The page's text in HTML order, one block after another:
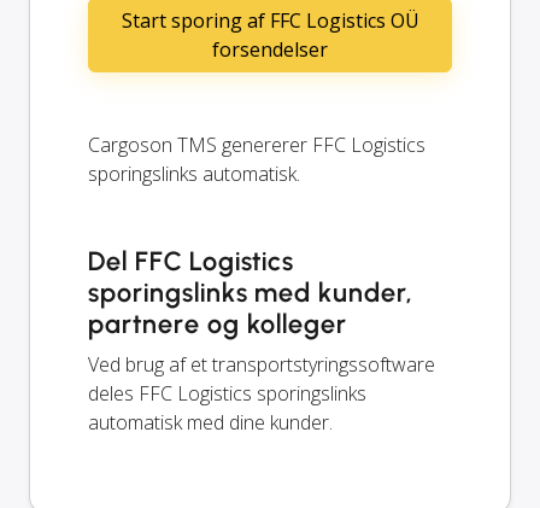
Start sporing af FFC Logistics OÜ
forsendelser
Cargoson TMS genererer FFC Logistics
sporingslinks automatisk.
Del FFC Logistics
sporingslinks med kunder,
partnere og kolleger
Ved brug af et transportstyringssoftware
deles FFC Logistics sporingslinks
automatisk med dine kunder.